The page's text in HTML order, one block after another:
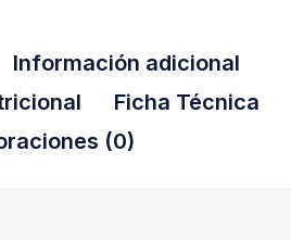
Información adicional
Ficha Técnica
(0)